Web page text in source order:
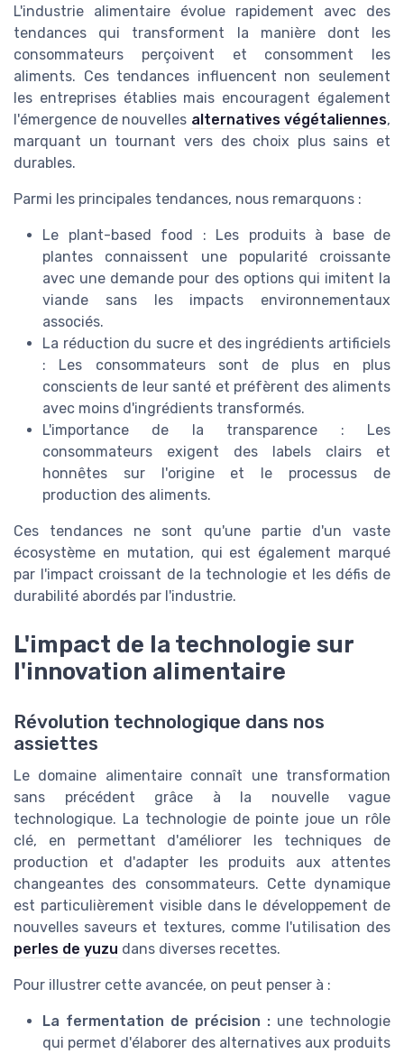
L'industrie alimentaire évolue rapidement avec des
tendances qui transforment la manière dont les
consommateurs perçoivent et consomment les
aliments. Ces tendances influencent non seulement
les entreprises établies mais encouragent également
l'émergence de nouvelles alternatives végétaliennes,
marquant un tournant vers des choix plus sains et
durables.
Parmi les principales tendances, nous remarquons :
Le plant-based food : Les produits à base de
plantes connaissent une popularité croissante
avec une demande pour des options qui imitent la
viande sans les impacts environnementaux
associés.
La réduction du sucre et des ingrédients artificiels
: Les consommateurs sont de plus en plus
conscients de leur santé et préfèrent des aliments
avec moins d'ingrédients transformés.
L'importance de la transparence : Les
consommateurs exigent des labels clairs et
honnêtes sur l'origine et le processus de
production des aliments.
Ces tendances ne sont qu'une partie d'un vaste
écosystème en mutation, qui est également marqué
par l'impact croissant de la technologie et les défis de
durabilité abordés par l'industrie.
L'impact de la technologie sur
l'innovation alimentaire
Révolution technologique dans nos
assiettes
Le domaine alimentaire connaît une transformation
sans précédent grâce à la nouvelle vague
technologique. La technologie de pointe joue un rôle
clé, en permettant d'améliorer les techniques de
production et d'adapter les produits aux attentes
changeantes des consommateurs. Cette dynamique
est particulièrement visible dans le développement de
nouvelles saveurs et textures, comme l'utilisation des
perles de yuzu dans diverses recettes.
Pour illustrer cette avancée, on peut penser à :
La fermentation de précision : une technologie
qui permet d'élaborer des alternatives aux produits